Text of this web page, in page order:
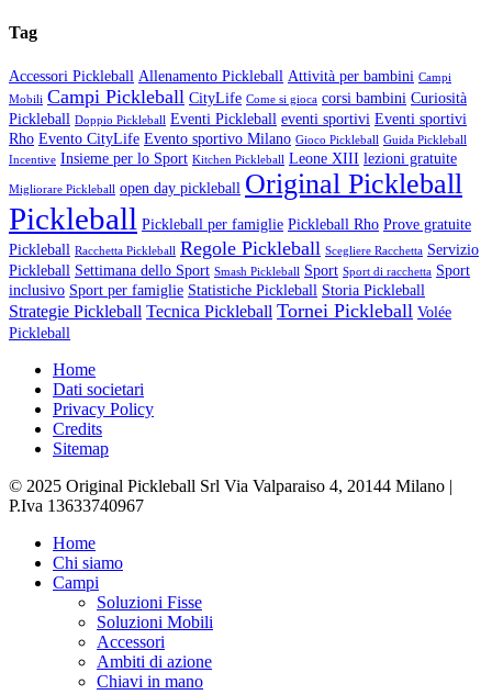
Tag
Accessori Pickleball Allenamento Pickleball Attività per bambini Campi
Mobili Campi Pickleball CityLife Come si gioca corsi bambini Curiosità
Pickleball Doppio Pickleball Eventi Pickleball eventi sportivi Eventi sportivi
Rho Evento CityLife Evento sportivo Milano Gioco Pickleball Guida Pickleball
Incentive Insieme per lo Sport Kitchen Pickleball Leone XIII lezioni gratuite
Migliorare Pickleball open day pickleball Original Pickleball
Pickleball Pickleball per famiglie Pickleball Rho Prove gratuite
Pickleball Racchetta Pickleball Regole Pickleball Scegliere Racchetta Servizio
Pickleball Settimana dello Sport Smash Pickleball Sport Sport di racchetta Sport
inclusivo Sport per famiglie Statistiche Pickleball Storia Pickleball
Strategie Pickleball Tecnica Pickleball Tornei Pickleball Volée
Pickleball
Home
Dati societari
Privacy Policy
Credits
Sitemap
© 2025 Original Pickleball Srl Via Valparaiso 4, 20144 Milano |
P.Iva 13633740967
Close
Menu
Home
Chi siamo
Campi
Soluzioni Fisse
Soluzioni Mobili
Accessori
Ambiti di azione
Chiavi in mano